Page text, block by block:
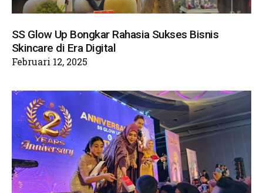
SS Glow Up Bongkar Rahasia Sukses Bisnis
Skincare di Era Digital
Februari 12, 2025